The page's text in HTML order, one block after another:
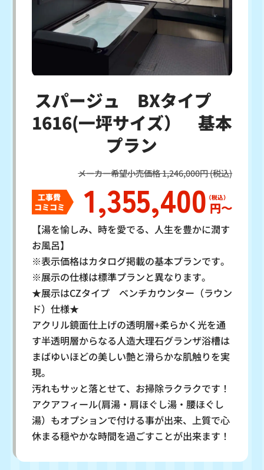
スパージュ BXタイプ
1616(一坪サイズ） 基本
プラン
メーカー希望小売価格 1,246,000円 (税込)
工事費
コミコミ
1,355,400 円〜
【湯を愉しみ、時を愛でる、人生を豊かに潤す
お風呂】
※表示価格はカタログ掲載の基本プランです。
※展示の仕様は標準プランと異なります。
★展示はCZタイプ ベンチカウンター（ラウン
ド）仕様★
アクリル鏡面仕上げの透明層+柔らかく光を通
す半透明層からなる人造大理石グランザ浴槽は
まばゆいほどの美しい艶と滑らかな肌触りを実
現。
汚れもサッと落とせて、お掃除ラクラクです！
アクアフィール(肩湯・肩ほぐし湯・腰ほぐし
湯）もオプションで付ける事が出来、上質で心
休まる穏やかな時間を過ごすことが出来ます！